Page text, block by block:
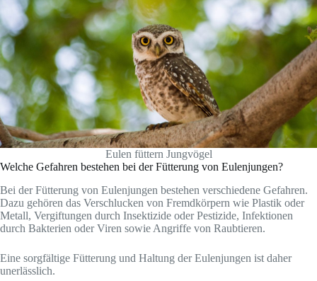
Eulen füttern Jungvögel
Welche Gefahren bestehen bei der Fütterung von Eulenjungen?
Bei der Fütterung von Eulenjungen bestehen verschiedene Gefahren.
Dazu gehören das Verschlucken von Fremdkörpern wie Plastik oder
Metall, Vergiftungen durch Insektizide oder Pestizide, Infektionen
durch Bakterien oder Viren sowie Angriffe von Raubtieren.
Eine sorgfältige Fütterung und Haltung der Eulenjungen ist daher
unerlässlich.